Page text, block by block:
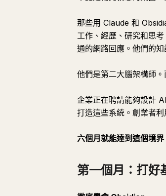
那些用 Claude 和
工作、經歷、研究和思
通的網路回應。他們的
他們是第二大腦架構師
企業正在聘請能夠設計
打造這些系統。創業者
六個月就能達到這個境界
第一個月：打好